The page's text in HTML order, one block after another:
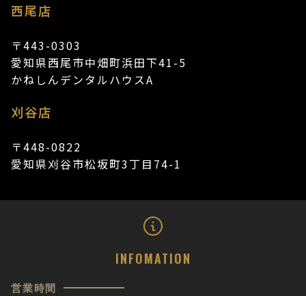
西尾店
〒443-0303
愛知県西尾市中畑町浜田下41-5
かねしんデンタルハウスA
刈谷店
〒448-0822
愛知県刈谷市松坂町3丁目74-1
INFOMATION
営業時間